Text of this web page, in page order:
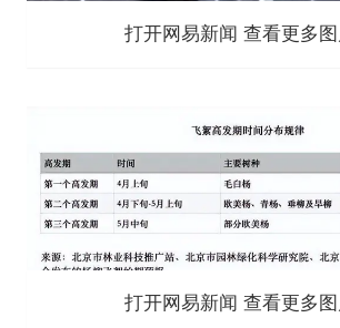
打开网易新闻 查看更多
打开网易新闻 查看更多